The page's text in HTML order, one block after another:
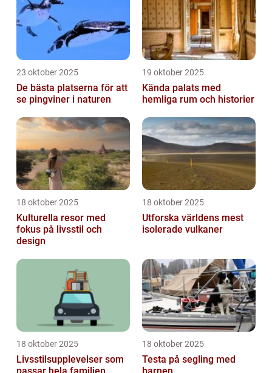
23 oktober 2025
De bästa platserna för att
se pingviner i naturen
19 oktober 2025
Kända palats med
hemliga rum och historier
18 oktober 2025
Kulturella resor med
fokus på livsstil och
design
18 oktober 2025
Utforska världens mest
isolerade vulkaner
18 oktober 2025
Livsstilsupplevelser som
18 oktober 2025
Testa på segling med